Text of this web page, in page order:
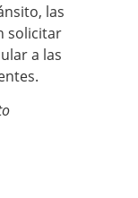
las
solicitar
a las